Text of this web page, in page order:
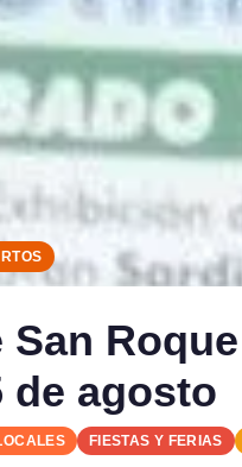
San
de agosto
FIESTAS Y FERIAS